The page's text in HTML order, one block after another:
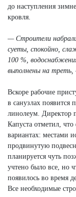
до наступления
кровля.
— Строители
суеты, спокойно,
100 %,
выполнены на треть,
Вскоре рабочие
в санузлах появится
линолеум. Директор
Капуста отметил,
вариантах: местами
продвинутую
планируется чуть
учтено было все, но
появилось во время
Все необходимые